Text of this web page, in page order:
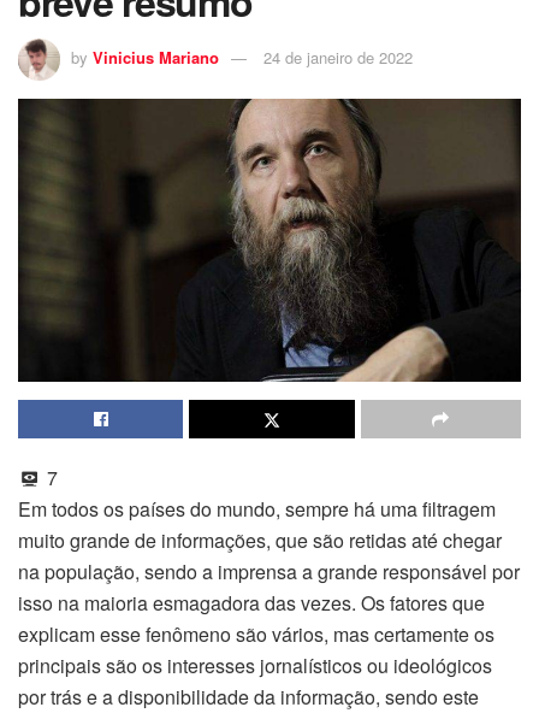
by Vinicius Mariano 24 de janeiro de 2022
7
Em todos os países do mundo, sempre há uma filtragem
muito grande de informações, que são retidas até chegar
na população, sendo a imprensa a grande responsável por
isso na maioria esmagadora das vezes. Os fatores que
explicam esse fenômeno são vários, mas certamente os
principais são os interesses jornalísticos ou ideológicos
por trás e a disponibilidade da informação, sendo este